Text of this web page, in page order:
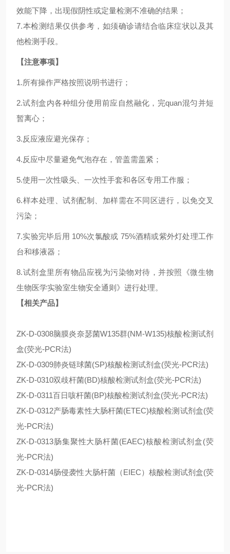
效能下降，出现假阴性或定量检测不准确的结果；
7.本检测结果仅供参考，如须确诊请结合临床症状以及其
他检测手段。
【注意事项】
1.所有操作严格按照说明书进行；
2.试剂盒内各种组分使用前应自然融化，完quan混匀并短
暂离心；
3.反应液应避光保存；
4.反应中尽量避免气泡存在，管盖需盖紧；
5.使用一次性吸头、一次性手套和各区专用工作服；
6.样本处理、试剂配制、加样需在不同区进行，以免交叉
污染；
7.实验完毕后用 10%次氯酸或 75%酒精或紫外灯处理工作
台和移液器；
8.试剂盒里所有物品应视为污染物对待，并按照《微生物
生物医学实验室生物安全通则》进行处理。
【相关产品】
ZK-D-0308脑膜炎奈瑟菌W135群(NM-W135)核酸检测试剂
盒(荧光-PCR法)
ZK-D-0309肺炎链球菌(SP)核酸检测试剂盒(荧光-PCR法)
ZK-D-0310双歧杆菌(BD)核酸检测试剂盒(荧光-PCR法)
ZK-D-0311百日咳杆菌(BP)核酸检测试剂盒(荧光-PCR法)
ZK-D-0312产肠毒素性大肠杆菌(ETEC)核酸检测试剂盒(荧
光-PCR法)
ZK-D-0313肠集聚性大肠杆菌(EAEC)核酸检测试剂盒(荧
光-PCR法)
ZK-D-0314肠侵袭性大肠杆菌（EIEC）核酸检测试剂盒(荧
光-PCR法)